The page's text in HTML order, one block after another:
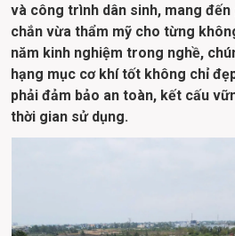
và công trình dân sinh, mang
chắn vừa thẩm mỹ cho từng
năm kinh nghiệm trong nghề,
hạng mục cơ khí tốt không chỉ
phải đảm bảo an toàn, kết cấu
thời gian sử dụng.